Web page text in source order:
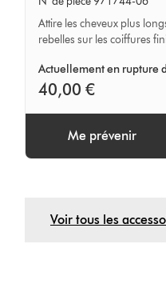
finition
lisse
Attire les cheveux plus
rebelles sur les coiffures
Actuellement en rupture
40,00 €
Me prévenir
Voir tous les